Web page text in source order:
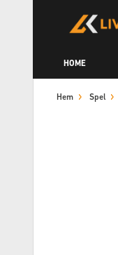
HOME
Hem Spel